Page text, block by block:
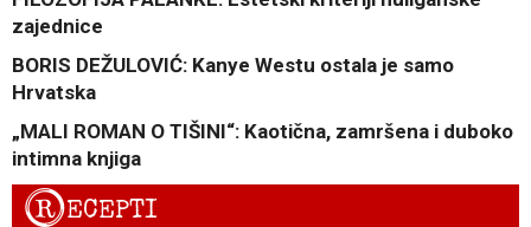
zajednice
BORIS DEŽULOVIĆ: Kanye Westu ostala je samo
Hrvatska
„MALI ROMAN O TIŠINI“: Kaotična, zamršena i duboko
intimna knjiga
RECEPTI